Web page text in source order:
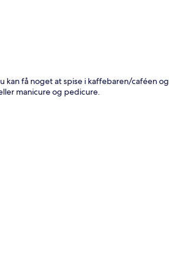
kan få noget at spise i kaffebaren/caféen og
manicure og pedicure.